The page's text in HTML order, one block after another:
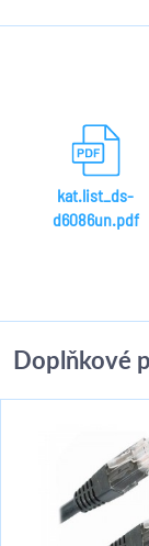
kat.list_ds-
d6086un.pdf
Doplňkové